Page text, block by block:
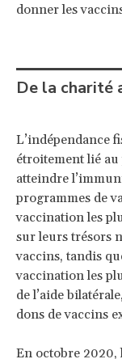
donner les
De la charité
L’indépendance
étroitement lié au
atteindre
programmes de
vaccination les
sur leurs trésors
vaccins, tandis
vaccination les
de l’aide
dons de vaccins
En octobre 2020,